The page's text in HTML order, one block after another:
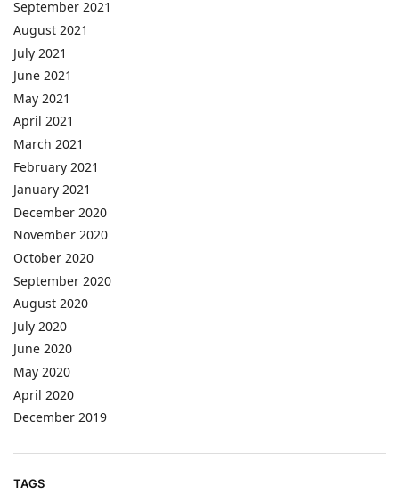
September 2021
August 2021
July 2021
June 2021
May 2021
April 2021
March 2021
February 2021
January 2021
December 2020
November 2020
October 2020
September 2020
August 2020
July 2020
June 2020
May 2020
April 2020
December 2019
TAGS